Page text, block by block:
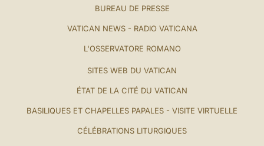
BUREAU DE PRESSE
VATICAN NEWS - RADIO VATICANA
L'OSSERVATORE ROMANO
SITES WEB DU VATICAN
ÉTAT DE LA CITÉ DU VATICAN
BASILIQUES ET CHAPELLES PAPALES - VISITE VIRTUELLE
CÉLÉBRATIONS LITURGIQUES